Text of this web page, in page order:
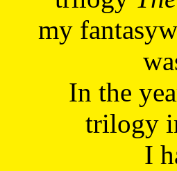
my
In the
trilogy
I